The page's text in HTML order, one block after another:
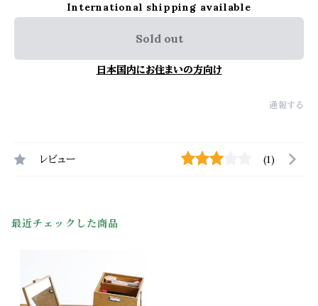
International shipping available
Sold out
日本国内にお住まいの方向け
通報する
レビュー (1)
最近チェックした商品